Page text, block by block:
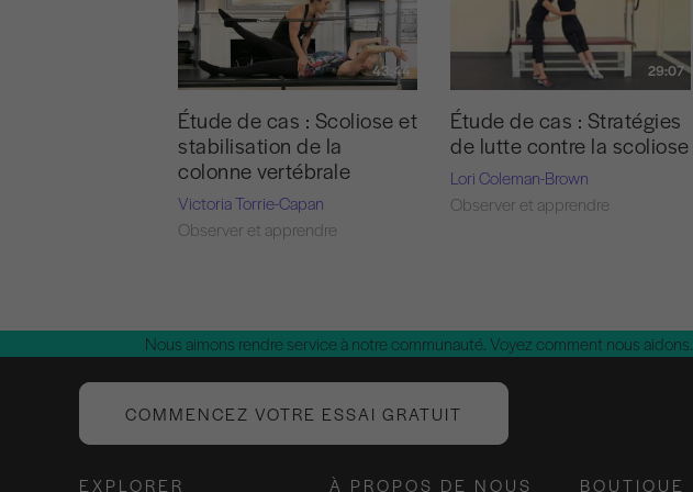
43:44
Étude de cas : Scoliose et
stabilisation de la
colonne vertébrale
Victoria Torrie-Capan
Observer et apprendre
29:07
Étude de cas : Stratégies
de lutte contre la scoliose
Lori Coleman-Brown
Observer et apprendre
Nous aimons rendre service à notre communauté. Voyez comment nous aidons.
COMMENCEZ VOTRE ESSAI GRATUIT
EXPLORER À PROPOS DE NOUS BOUTIQUE